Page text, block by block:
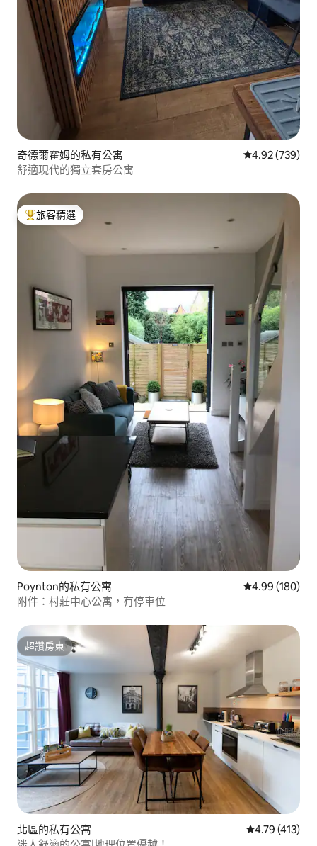
奇德爾霍姆的私有公寓 從 739 則評價
4.92 (739)
舒適現代的獨立套房公寓
旅客精選榜首
旅客精選
Poynton的私有公寓 從 180 則評價
4.99 (180)
附件：村莊中心公寓，有停車位
超讚房東
超讚房東
北區的私有公寓 從 413 則評價
4.79 (413)